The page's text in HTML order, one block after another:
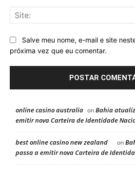
Salve meu nome, e-mail e site
próxima vez que eu comentar.
online casino australia onBahia
emitir nova Carteira de Identidade
best online casino new zealand on
passa a emitir nova Carteira de